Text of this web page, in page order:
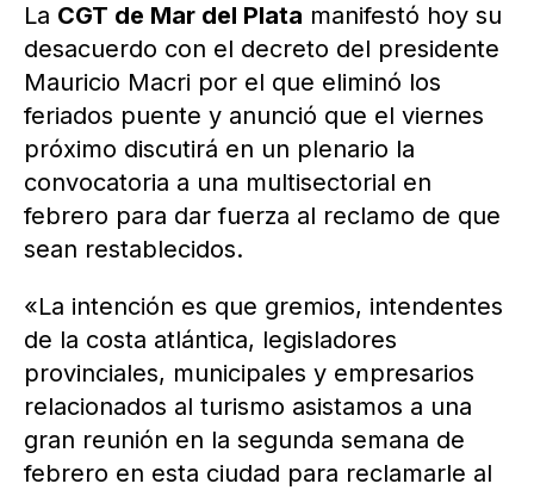
La CGT de Mar del Plata manifestó hoy su
desacuerdo con el decreto del presidente
Mauricio Macri por el que eliminó los
feriados puente y anunció que el viernes
próximo discutirá en un plenario la
convocatoria a una multisectorial en
febrero para dar fuerza al reclamo de que
sean restablecidos.
«La intención es que gremios, intendentes
de la costa atlántica, legisladores
provinciales, municipales y empresarios
relacionados al turismo asistamos a una
gran reunión en la segunda semana de
febrero en esta ciudad para reclamarle al